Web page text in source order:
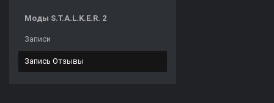
Моды S.T.A.L.K.E.R. 2
Записи
Запись Отзывы